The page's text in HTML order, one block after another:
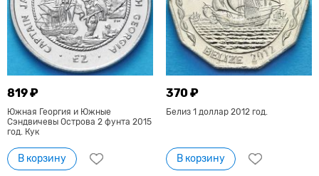
819 ₽
Южная Георгия и Южные
Сэндвичевы Острова 2 фунта 2015
год. Кук
В корзину
370 ₽
Белиз 1 доллар 2012 год.
В корзину